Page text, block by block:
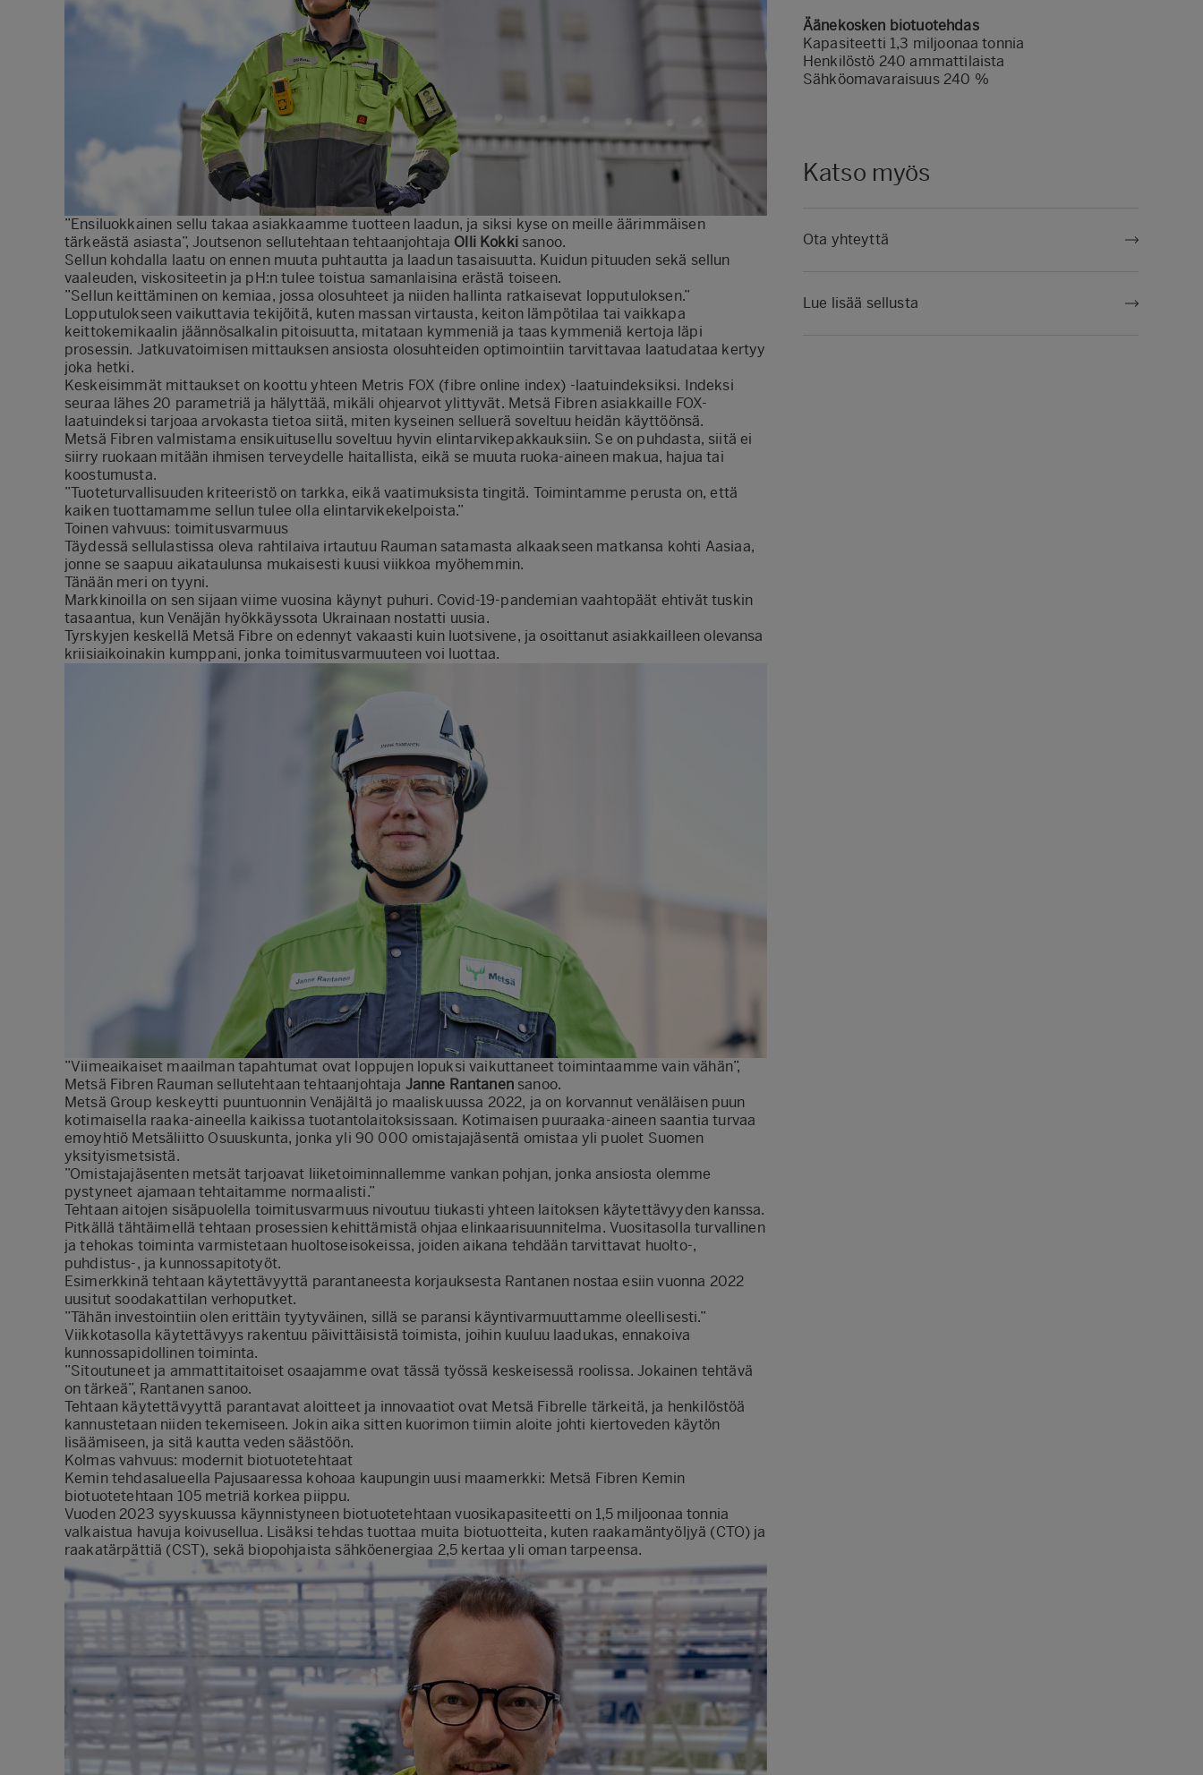
”Ensiluokkainen sellu takaa asiakkaamme tuotteen laadun, ja siksi kyse on meille äärimmäisen
tärkeästä asiasta”, Joutsenon sellutehtaan tehtaanjohtaja Olli Kokkisanoo.
Sellun kohdalla laatu on ennen muuta puhtautta ja laadun tasaisuutta. Kuidun pituuden sekä sellun
vaaleuden, viskositeetin ja pH:n tulee toistua samanlaisina erästä toiseen.
”Sellun keittäminen on kemiaa, jossa olosuhteet ja niiden hallinta ratkaisevat lopputuloksen.”
Lopputulokseen vaikuttavia tekijöitä, kuten massan virtausta, keiton lämpötilaa tai vaikkapa
keittokemikaalin jäännösalkalin pitoisuutta, mitataan kymmeniä ja taas kymmeniä kertoja läpi
prosessin. Jatkuvatoimisen mittauksen ansiosta olosuhteiden optimointiin tarvittavaa laatudataa kertyy
joka hetki.
Keskeisimmät mittaukset on koottu yhteen Metris FOX (fibre online index) -laatuindeksiksi. Indeksi
seuraa lähes 20 parametriä ja hälyttää, mikäli ohjearvot ylittyvät. Metsä Fibren asiakkaille FOX-
laatuindeksi tarjoaa arvokasta tietoa siitä, miten kyseinen selluerä soveltuu heidän käyttöönsä.
Metsä Fibren valmistama ensikuitusellu soveltuu hyvin elintarvikepakkauksiin. Se on puhdasta, siitä ei
siirry ruokaan mitään ihmisen terveydelle haitallista, eikä se muuta ruoka-aineen makua, hajua tai
koostumusta.
”Tuoteturvallisuuden kriteeristö on tarkka, eikä vaatimuksista tingitä. Toimintamme perusta on, että
kaiken tuottamamme sellun tulee olla elintarvikekelpoista.”
Toinen vahvuus: toimitusvarmuus
Täydessä sellulastissa oleva rahtilaiva irtautuu Rauman satamasta alkaakseen matkansa kohti Aasiaa,
jonne se saapuu aikataulunsa mukaisesti kuusi viikkoa myöhemmin.
Tänään meri on tyyni.
Markkinoilla on sen sijaan viime vuosina käynyt puhuri. Covid-19-pandemian vaahtopäät ehtivät tuskin
tasaantua, kun Venäjän hyökkäyssota Ukrainaan nostatti uusia.
Tyrskyjen keskellä Metsä Fibre on edennyt vakaasti kuin luotsivene, ja osoittanut asiakkailleen olevansa
kriisiaikoinakin kumppani, jonka toimitusvarmuuteen voi luottaa.
”Viimeaikaiset maailman tapahtumat ovat loppujen lopuksi vaikuttaneet toimintaamme vain vähän”,
Metsä Fibren Rauman sellutehtaan tehtaanjohtaja Janne Rantanensanoo.
Metsä Group keskeytti puuntuonnin Venäjältä jo maaliskuussa 2022, ja on korvannut venäläisen puun
kotimaisella raaka-aineella kaikissa tuotantolaitoksissaan. Kotimaisen puuraaka-aineen saantia turvaa
emoyhtiö Metsäliitto Osuuskunta, jonka yli 90 000 omistajajäsentä omistaa yli puolet Suomen
yksityismetsistä.
”Omistajajäsenten metsät tarjoavat liiketoiminnallemme vankan pohjan, jonka ansiosta olemme
pystyneet ajamaan tehtaitamme normaalisti.”
Tehtaan aitojen sisäpuolella toimitusvarmuus nivoutuu tiukasti yhteen laitoksen käytettävyyden kanssa.
Pitkällä tähtäimellä tehtaan prosessien kehittämistä ohjaa elinkaarisuunnitelma. Vuositasolla turvallinen
ja tehokas toiminta varmistetaan huoltoseisokeissa, joiden aikana tehdään tarvittavat huolto-,
puhdistus-, ja kunnossapitotyöt.
Esimerkkinä tehtaan käytettävyyttä parantaneesta korjauksesta Rantanen nostaa esiin vuonna 2022
uusitut soodakattilan verhoputket.
”Tähän investointiin olen erittäin tyytyväinen, sillä se paransi käyntivarmuuttamme oleellisesti.”
Viikkotasolla käytettävyys rakentuu päivittäisistä toimista, joihin kuuluu laadukas, ennakoiva
kunnossapidollinen toiminta.
”Sitoutuneet ja ammattitaitoiset osaajamme ovat tässä työssä keskeisessä roolissa. Jokainen tehtävä
on tärkeä”, Rantanen sanoo.
Tehtaan käytettävyyttä parantavat aloitteet ja innovaatiot ovat Metsä Fibrelle tärkeitä, ja henkilöstöä
kannustetaan niiden tekemiseen. Jokin aika sitten kuorimon tiimin aloite johti kiertoveden käytön
lisäämiseen, ja sitä kautta veden säästöön.
Kolmas vahvuus: modernit biotuotetehtaat
Kemin tehdasalueella Pajusaaressa kohoaa kaupungin uusi maamerkki: Metsä Fibren Kemin
biotuotetehtaan 105 metriä korkea piippu.
Vuoden 2023 syyskuussa käynnistyneen biotuotetehtaan vuosikapasiteetti on 1,5 miljoonaa tonnia
valkaistua havuja koivusellua. Lisäksi tehdas tuottaa muita biotuotteita, kuten raakamäntyöljyä (CTO) ja
raakatärpättiä (CST), sekä biopohjaista sähköenergiaa 2,5 kertaa yli oman tarpeensa.
Äänekosken biotuotehdas
Kapasiteetti 1,3 miljoonaa tonnia
Henkilöstö 240 ammattilaista
Sähköomavaraisuus 240 %
Katso myös
Ota yhteyttä
Lue lisää sellusta